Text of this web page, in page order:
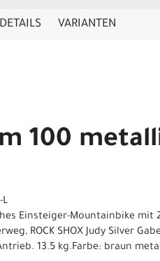
VARIANTEN
100
L
Einsteiger-Mountainbike mit
ROCK SHOX Judy Silver
13.5 kg.Farbe: braun